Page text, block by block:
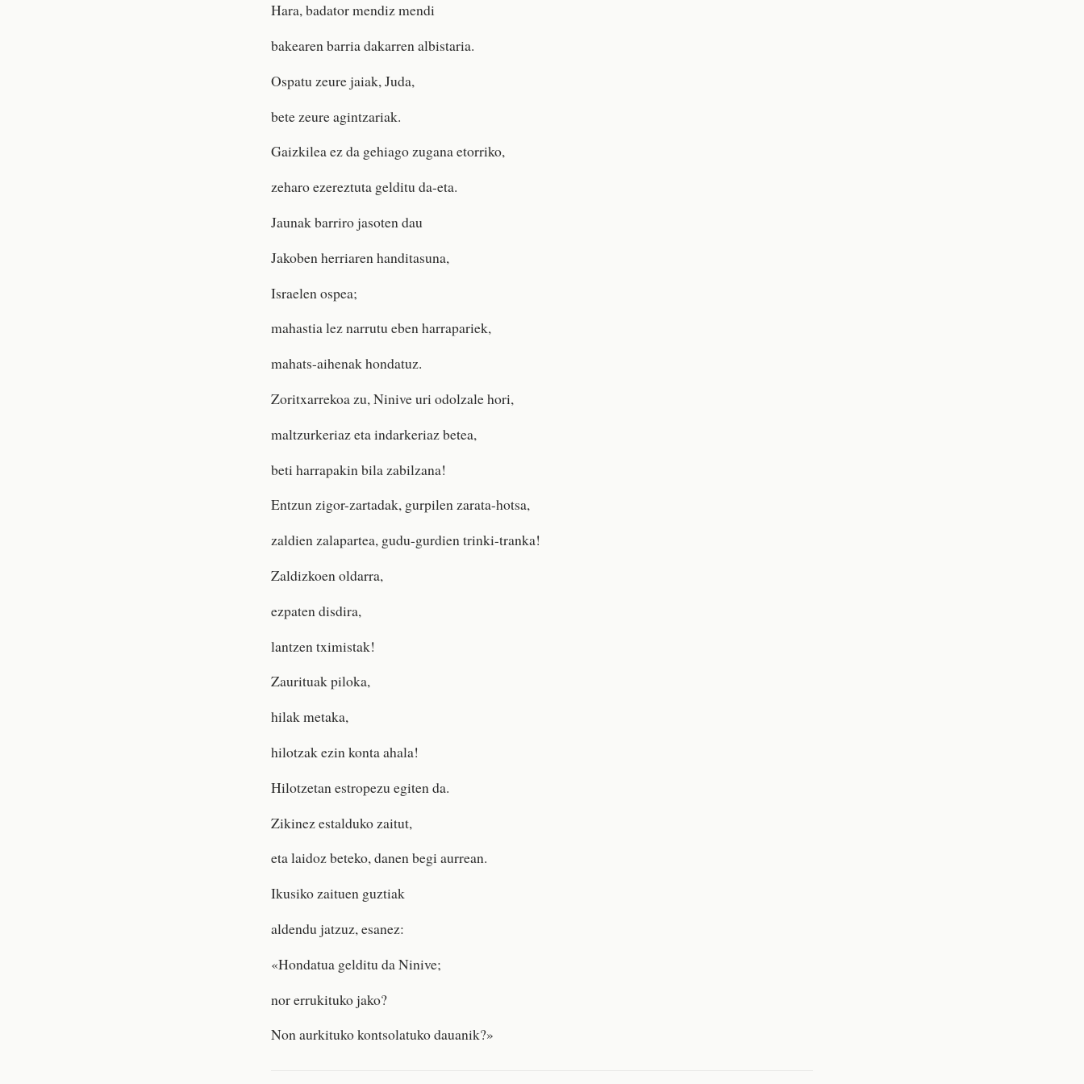
Hara, badator mendiz mendi
bakearen barria dakarren albistaria.
Ospatu zeure jaiak, Juda,
bete zeure agintzariak.
Gaizkilea ez da gehiago zugana etorriko,
zeharo ezereztuta gelditu da-eta.
Jaunak barriro jasoten dau
Jakoben herriaren handitasuna,
Israelen ospea;
mahastia lez narrutu eben harrapariek,
mahats-aihenak hondatuz.
Zoritxarrekoa zu, Ninive uri odolzale hori,
maltzurkeriaz eta indarkeriaz betea,
beti harrapakin bila zabilzana!
Entzun zigor-zartadak, gurpilen zarata-hotsa,
zaldien zalapartea, gudu-gurdien trinki-tranka!
Zaldizkoen oldarra,
ezpaten disdira,
lantzen tximistak!
Zaurituak piloka,
hilak metaka,
hilotzak ezin konta ahala!
Hilotzetan estropezu egiten da.
Zikinez estalduko zaitut,
eta laidoz beteko, danen begi aurrean.
Ikusiko zaituen guztiak
aldendu jatzuz, esanez:
«Hondatua gelditu da Ninive;
nor errukituko jako?
Non aurkituko kontsolatuko dauanik?»